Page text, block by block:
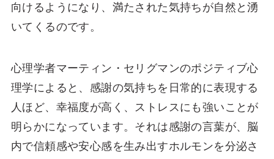
向けるようになり、満たされた気持ちが自然と湧
いてくるのです。
心理学者マーティン・セリグマンのポジティブ心
理学によると、感謝の気持ちを日常的に表現する
人ほど、幸福度が高く、ストレスにも強いことが
明らかになっています。それは感謝の言葉が、脳
内で信頼感や安心感を生み出すホルモンを分泌さ